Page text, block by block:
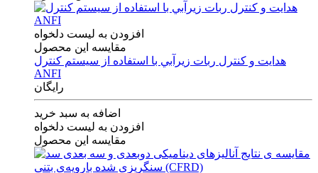
افزودن به لیست دلخواه
مقایسه این محصول
هدايت و كنترل ربات زيرآبي با استفاده از سيستم كنترل
ANFI
رایگان
اضافه به سبد خرید
افزودن به لیست دلخواه
مقایسه این محصول